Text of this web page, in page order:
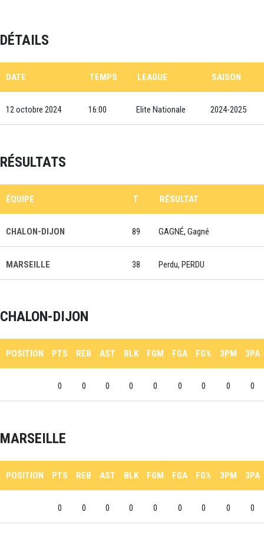
DÉTAILS
DATE TEMPS LEAGUE SAISON
12 octobre 2024 16:00 Elite Nationale 2024-2025
RÉSULTATS
ÉQUIPE T RÉSULTAT
CHALON-DIJON 89 GAGNÉ, Gagné
MARSEILLE 38 Perdu, PERDU
CHALON-DIJON
POSITION PTS REB AST BLK FGM FGA FG% 3PM 3PA
0 0 0 0 0 0 0 0 0
MARSEILLE
POSITION PTS REB AST BLK FGM FGA FG% 3PM 3PA
0 0 0 0 0 0 0 0 0